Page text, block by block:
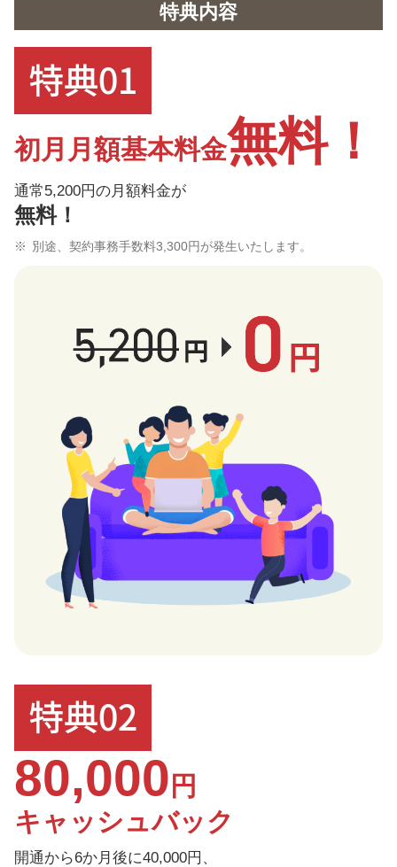
特典内容
初月月額基本料金無料！
通常5,200円の月額料金が
無料！
別途、契約事務手数料3,300円が発生いたします。
80,000 円
キャッシュバック
開通から6か月後に40,000円、